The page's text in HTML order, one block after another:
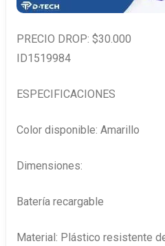
PRECIO DROP: $30.000
ID1519984
ESPECIFICACIONES
Color disponible: Amarillo
Dimensiones:
Batería recargable
Material: Plástico resistente